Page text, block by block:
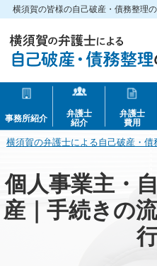
横須賀の皆様の自己破産・債務整理
事務所紹介
弁護士
紹介
弁護士
費用
横須賀の弁護士による自己破産・債
個人事業主・
産｜手続きの